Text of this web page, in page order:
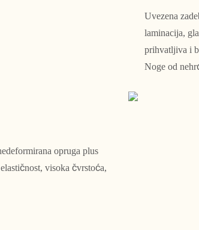
Uvezena
laminacija,
prihvatljiva i
Noge od
opruga plus
visoka čvrstoća,